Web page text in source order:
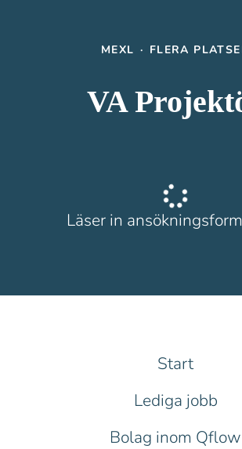
MEXL · FLERA
VA
Läser in
Start
Lediga jobb
Bolag inom Qflow